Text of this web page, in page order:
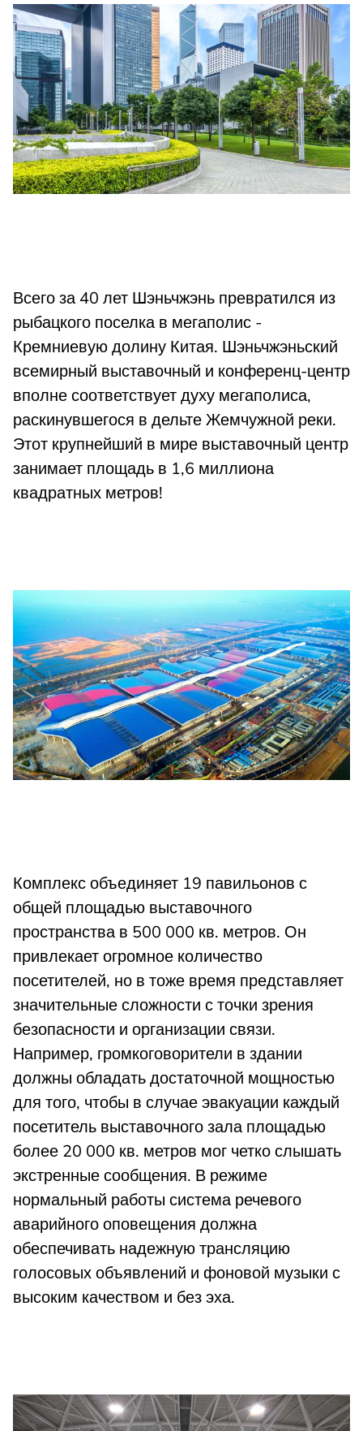
Всего за 40 лет Шэньчжэнь превратился из
рыбацкого поселка в мегаполис -
Кремниевую долину Китая. Шэньчжэньский
всемирный выставочный и конференц-центр
вполне соответствует духу мегаполиса,
раскинувшегося в дельте Жемчужной реки.
Этот крупнейший в мире выставочный центр
занимает площадь в 1,6 миллиона
квадратных метров!
Комплекс объединяет 19 павильонов с
общей площадью выставочного
пространства в 500 000 кв. метров. Он
привлекает огромное количество
посетителей, но в тоже время представляет
значительные сложности с точки зрения
безопасности и организации связи.
Например, громкоговорители в здании
должны обладать достаточной мощностью
для того, чтобы в случае эвакуации каждый
посетитель выставочного зала площадью
более 20 000 кв. метров мог четко слышать
экстренные сообщения. В режиме
нормальный работы система речевого
аварийного оповещения должна
обеспечивать надежную трансляцию
голосовых объявлений и фоновой музыки с
высоким качеством и без эха.